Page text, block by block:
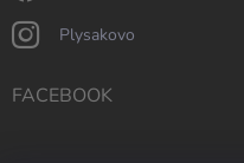
plysakovo
FACEBOOK